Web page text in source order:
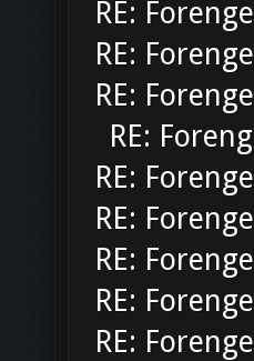
RE:
RE:
RE:
RE:
RE:
RE:
RE:
RE:
RE: